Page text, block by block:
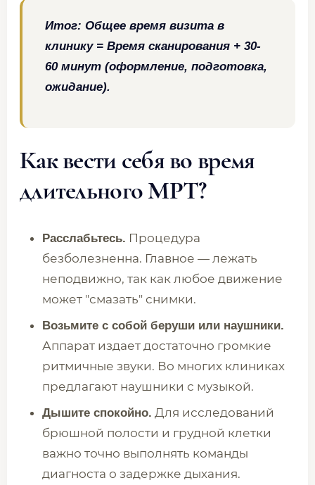
Итог: Общее время визита в
клинику = Время сканирования + 30-
60 минут (оформление, подготовка,
ожидание).
Как вести себя во время
длительного МРТ?
Расслабьтесь. Процедура
безболезненна. Главное — лежать
неподвижно, так как любое движение
может "смазать" снимки.
Возьмите с собой беруши или наушники.
Аппарат издает достаточно громкие
ритмичные звуки. Во многих клиниках
предлагают наушники с музыкой.
Дышите спокойно. Для исследований
брюшной полости и грудной клетки
важно точно выполнять команды
диагноста о задержке дыхания.